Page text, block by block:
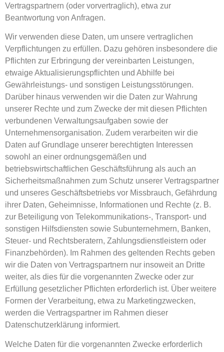
Vertragspartnern (oder vorvertraglich), etwa zur
Beantwortung von Anfragen.
Wir verwenden diese Daten, um unsere vertraglichen
Verpflichtungen zu erfüllen. Dazu gehören insbesondere die
Pflichten zur Erbringung der vereinbarten Leistungen,
etwaige Aktualisierungspflichten und Abhilfe bei
Gewährleistungs- und sonstigen Leistungsstörungen.
Darüber hinaus verwenden wir die Daten zur Wahrung
unserer Rechte und zum Zwecke der mit diesen Pflichten
verbundenen Verwaltungsaufgaben sowie der
Unternehmensorganisation. Zudem verarbeiten wir die
Daten auf Grundlage unserer berechtigten Interessen
sowohl an einer ordnungsgemäßen und
betriebswirtschaftlichen Geschäftsführung als auch an
Sicherheitsmaßnahmen zum Schutz unserer Vertragspartner
und unseres Geschäftsbetriebs vor Missbrauch, Gefährdung
ihrer Daten, Geheimnisse, Informationen und Rechte (z. B.
zur Beteiligung von Telekommunikations-, Transport- und
sonstigen Hilfsdiensten sowie Subunternehmern, Banken,
Steuer- und Rechtsberatern, Zahlungsdienstleistern oder
Finanzbehörden). Im Rahmen des geltenden Rechts geben
wir die Daten von Vertragspartnern nur insoweit an Dritte
weiter, als dies für die vorgenannten Zwecke oder zur
Erfüllung gesetzlicher Pflichten erforderlich ist. Über weitere
Formen der Verarbeitung, etwa zu Marketingzwecken,
werden die Vertragspartner im Rahmen dieser
Datenschutzerklärung informiert.
Welche Daten für die vorgenannten Zwecke erforderlich